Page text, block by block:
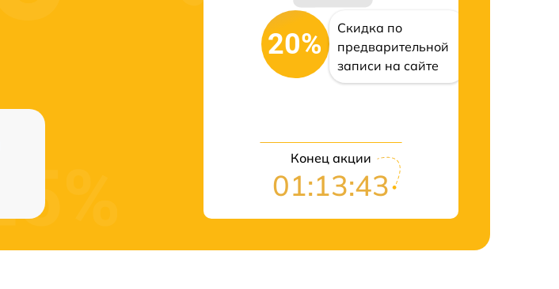
20%
Скидка по
предварительной
записи на сайте
Конец акции
01:13:43